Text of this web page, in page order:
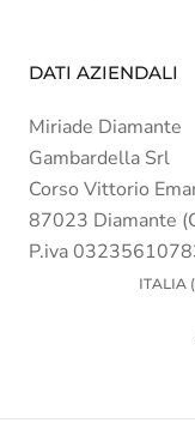
DATI AZIENDALI
Miriade Diamante
Gambardella Srl
Corso Vittorio
87023 Diamante
P.iva
ITALIA